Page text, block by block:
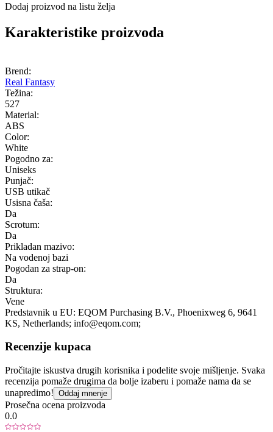
Dodaj proizvod na listu želja
Karakteristike proizvoda
Brend:
Real Fantasy
Težina:
527
Material:
ABS
Color:
White
Pogodno za:
Uniseks
Punjač:
USB utikač
Usisna čaša:
Da
Scrotum:
Da
Prikladan mazivo:
Na vodenoj bazi
Pogodan za strap-on:
Da
Struktura:
Vene
Predstavnik u EU: EQOM Purchasing B.V., Phoenixweg 6, 9641
KS, Netherlands; info@eqom.com;
Recenzije kupaca
Pročitajte iskustva drugih korisnika i podelite svoje mišljenje. Svaka
recenzija pomaže drugima da bolje izaberu i pomaže nama da se
unapredimo! Oddaj mnenje
Prosečna ocena proizvoda
0.0